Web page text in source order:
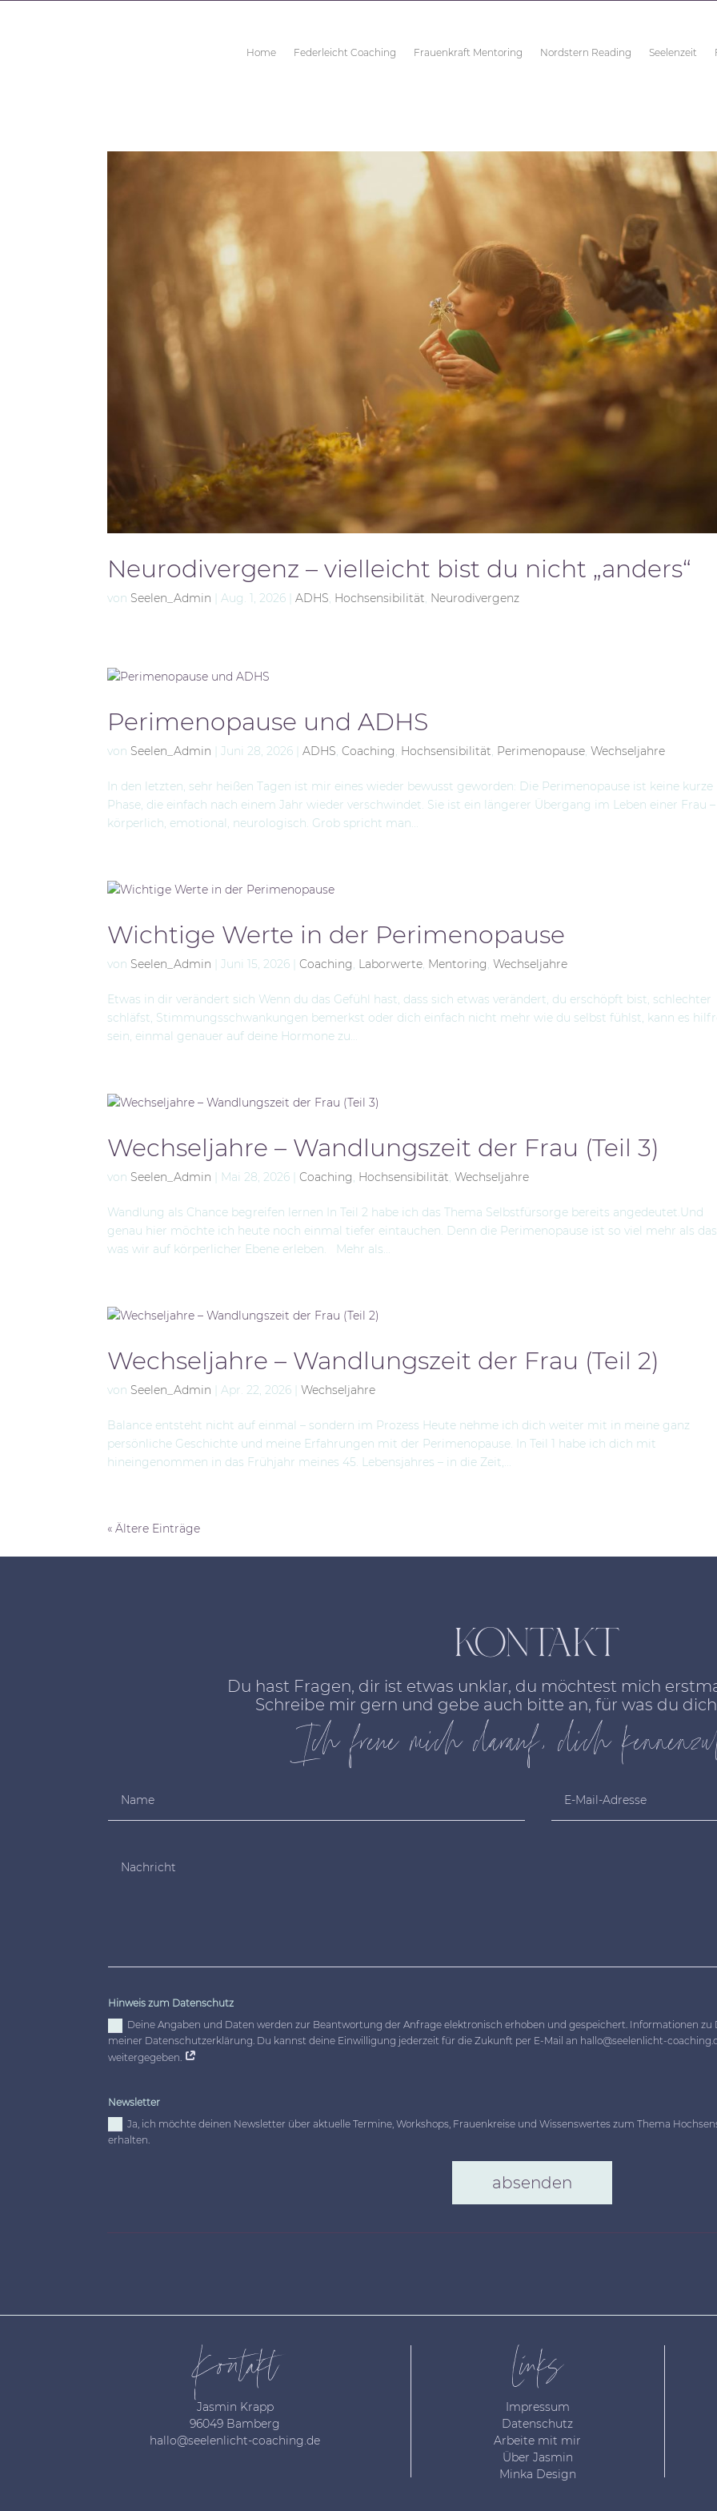
Home Federleicht Coaching Frauenkraft Mentoring Nordstern Reading Seelenzeit
Neurodivergenz – vielleicht bist du nicht „anders“
von Seelen_Admin |Aug. 1, 2026 |ADHS, Hochsensibilität, Neurodivergenz
Perimenopause und ADHS
von Seelen_Admin |Juni 28, 2026 |ADHS,Coaching, Hochsensibilität, Perimenopause,Wechseljahre
In den letzten, sehr heißen Tagen ist mir eines wieder bewusst geworden: Die Perimenopause ist keine kurze
Phase, die einfach nach einem Jahr wieder verschwindet. Sie ist ein längerer Übergang im Leben einer Frau –
körperlich, emotional, neurologisch. Grob spricht man...
Wichtige Werte in der Perimenopause
von Seelen_Admin |Juni 15, 2026 |Coaching, Laborwerte, Mentoring,Wechseljahre
Etwas in dir verändert sich Wenn du das Gefühl hast, dass sich etwas verändert, du erschöpft bist, schlechter
schläfst, Stimmungsschwankungen bemerkst oder dich einfach nicht mehr wie du selbst fühlst, kann es
sein, einmal genauer auf deine Hormone zu...
Wechseljahre – Wandlungszeit der Frau (Teil 3)
von Seelen_Admin Mai 28, 2026 |Coaching, Hochsensibilität,Wechseljahre
Wandlung als Chance begreifen lernen In Teil 2 habe ich das Thema Selbstfürsorge bereits angedeutet.Und
genau hier möchte ich heute noch einmal tiefer eintauchen. Denn die Perimenopause ist so viel mehr als
was wir auf körperlicher Ebene erleben. Mehr als...
Wechseljahre – Wandlungszeit der Frau (Teil 2)
von Seelen_Admin |Apr. 22, 2026 |Wechseljahre
Balance entsteht nicht auf einmal – sondern im Prozess Heute nehme ich dich weiter mit in meine ganz
persönliche Geschichte und meine Erfahrungen mit der Perimenopause. In Teil 1 habe ich dich mit
hineingenommen in das Frühjahr meines 45. Lebensjahres – in die Zeit,...
« Ältere Einträge
KONTAKT
Du hast Fragen, dir ist etwas unklar, du möchtest mich
Schreibe mir gern und gebe auch bitte an, für was du
Ich freue mich darauf, dich
Hinweis zum Datenschutz
Deine Angaben und Daten werden zur Beantwortung der Anfrage elektronisch erhoben und gespeichert. Informationen
meiner Datenschutzerklärung. Du kannst deine Einwilligung jederzeit für die Zukunft per E-Mail an hallo@seelenlicht-
weitergegeben.
Newsletter
Ja, ich möchte deinen Newsletter über aktuelle Termine, Workshops, Frauenkreise und Wissenswertes zum Thema
erhalten.
absenden
Kontakt
Jasmin Krapp
96049 Bamberg
hallo@seelenlicht-coaching.de
Links
Impressum
Datenschutz
Arbeite mit mir
Über Jasmin
Minka Design